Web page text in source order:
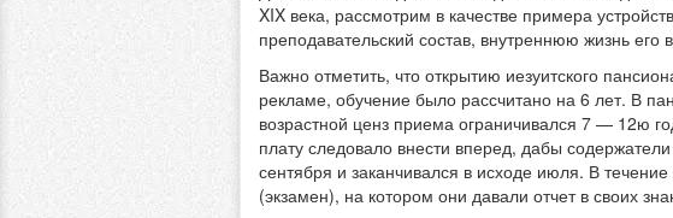
XIX века, рассмотрим в качестве примера
преподавательский состав, внутреннюю жизнь его
Важно отметить, что открытию иезуитского
рекламе, обучение было рассчитано на 6 лет. В
возрастной ценз приема ограничивался 7 — 12ю
плату следовало внести вперед, дабы
сентября и заканчивался в исходе июля. В
(экзамен), на котором они давали отчет в своих